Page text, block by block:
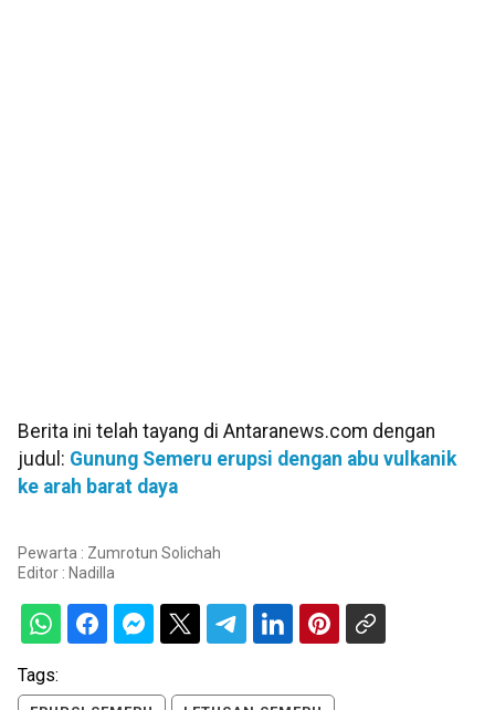
Berita ini telah tayang di Antaranews.com dengan
judul: Gunung Semeru erupsi dengan abu vulkanik
ke arah barat daya
Pewarta : Zumrotun Solichah
Editor : Nadilla
Tags: